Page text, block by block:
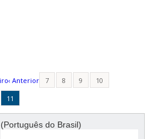
‹ Anterior 7 8 9
10
11
(Português do Brasil)